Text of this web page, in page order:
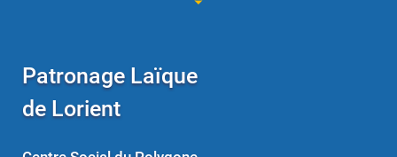
Patronage Laïque
de Lorient